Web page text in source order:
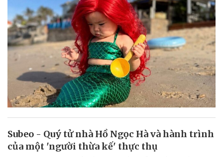
Subeo - Quý tử nhà Hồ Ngọc Hà và hành trình
của một 'người thừa kế' thực thụ